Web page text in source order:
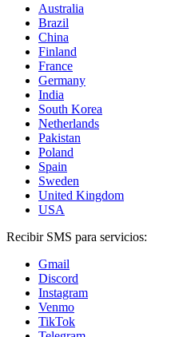
Australia
Brazil
China
Finland
France
Germany
India
South Korea
Netherlands
Pakistan
Poland
Spain
Sweden
United Kingdom
USA
Recibir SMS para servicios:
Gmail
Discord
Instagram
Venmo
TikTok